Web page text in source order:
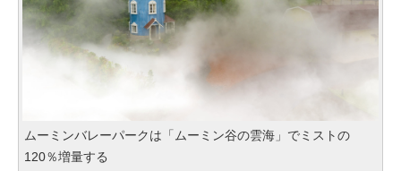
ムーミンバレーパークは「ムーミン谷の雲海」でミストの
120％増量する